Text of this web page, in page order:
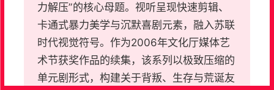
力解压”的核心母题。视听呈现快速剪辑、
卡通式暴力美学与沉默喜剧元素，融入苏联
时代视觉符号。作为2006年文化厅媒体艺
术节获奖作品的续集，该系列以极致压缩的
单元剧形式，构建关于背叛、生存与荒诞友